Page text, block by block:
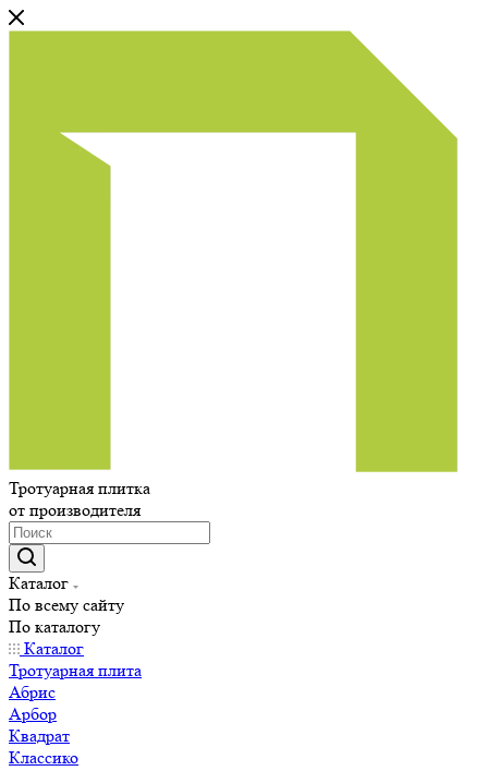
Тротуарная плитка
от производителя
Каталог
По всему сайту
По каталогу
Каталог
Тротуарная плита
Абрис
Арбор
Квадрат
Классико